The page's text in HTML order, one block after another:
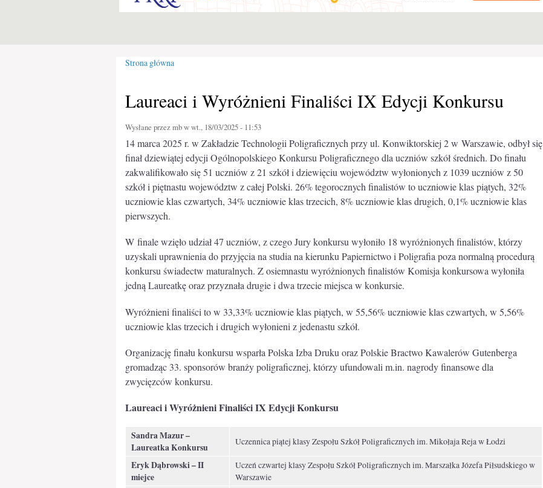
Strona główna
Laureaci i Wyróżnieni Finaliści IX Edycji Konkursu
Wysłane przezmbw wt., 18/03/2025 - 11:53
14 marca 2025 r. w Zakładzie Technologii Poligraficznych przy ul. Konwiktorskiej 2 w Warszawie, odbył się
finał dziewiątej edycji Ogólnopolskiego Konkursu Poligraficznego dla uczniów szkół średnich. Do finału
zakwalifikowało się 51 uczniów z 21 szkół i dziewięciu województw wyłonionych z 1039 uczniów z 50
szkół i piętnastu województw z całej Polski. 26% tegorocznych finalistów to uczniowie klas piątych, 32%
uczniowie klas czwartych, 34% uczniowie klas trzecich, 8% uczniowie klas drugich, 0,1% uczniowie klas
pierwszych.
W finale wzięło udział 47 uczniów, z czego Jury konkursu wyłoniło 18 wyróżnionych finalistów, którzy
uzyskali uprawnienia do przyjęcia na studia na kierunku Papiernictwo i Poligrafia poza normalną procedurą
konkursu świadectw maturalnych. Z osiemnastu wyróżnionych finalistów Komisja konkursowa wyłoniła
jedną Laureatkę oraz przyznała drugie i dwa trzecie miejsca w konkursie.
Wyróżnieni finaliści to w 33,33% uczniowie klas piątych, w 55,56% uczniowie klas czwartych, w 5,56%
uczniowie klas trzecich i drugich wyłonieni z jedenastu szkół.
Organizację finału konkursu wsparła Polska Izba Druku oraz Polskie Bractwo Kawalerów Gutenberga
gromadząc 33. sponsorów branży poligraficznej, którzy ufundowali m.in. nagrody finansowe dla
zwycięzców konkursu.
Laureaci i Wyróżnieni Finaliści IX Edycji Konkursu
Sandra Mazur –
Laureatka Konkursu
Uczennica piątej klasy Zespołu Szkół Poligraficznych im. Mikołaja Reja w Łodzi
Eryk Dąbrowski – II
miejce
Uczeń czwartej klasy Zespołu Szkół Poligraficznych im. Marszałka Józefa Piłsudskiego w
Warszawie